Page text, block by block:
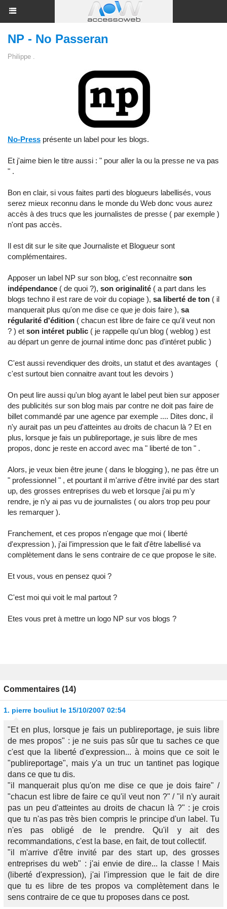
NP - No Passeran
Philippe .
No-Press présente un label pour les blogs.
Et j'aime bien le titre aussi : " pour aller la ou la presse ne va pas
" .
Bon en clair, si vous faites parti des blogueurs labellisés, vous
serez mieux reconnu dans le monde du Web donc vous aurez
accès à des trucs que les journalistes de presse ( par exemple )
n'ont pas accès.
Il est dit sur le site que Journaliste et Blogueur sont
complémentaires.
Apposer un label NP sur son blog, c'est reconnaitre son
indépendance ( de quoi ?), son originalité ( a part dans les
blogs techno il est rare de voir du copiage ), sa liberté de ton ( il
manquerait plus qu'on me dise ce que je dois faire ), sa
régularité d'édition ( chacun est libre de faire ce qu'il veut non
? ) et son intéret public ( je rappelle qu'un blog ( weblog ) est
au départ un genre de journal intime donc pas d'intéret public )
C'est aussi revendiquer des droits, un statut et des avantages (
c'est surtout bien connaitre avant tout les devoirs )
On peut lire aussi qu'un blog ayant le label peut bien sur apposer
des publicités sur son blog mais par contre ne doit pas faire de
billet commandé par une agence par exemple .... Dites donc, il
n'y aurait pas un peu d'atteintes au droits de chacun là ? Et en
plus, lorsque je fais un publireportage, je suis libre de mes
propos, donc je reste en accord avec ma " liberté de ton " .
Alors, je veux bien être jeune ( dans le blogging ), ne pas être un
" professionnel " , et pourtant il m'arrive d'être invité par des start
up, des grosses entreprises du web et lorsque j'ai pu m'y
rendre, je n'y ai pas vu de journalistes ( ou alors trop peu pour
les remarquer ).
Franchement, et ces propos n'engage que moi ( liberté
d'expression ), j'ai l'impression que le fait d'être labellisé va
complètement dans le sens contraire de ce que propose le site.
Et vous, vous en pensez quoi ?
C'est moi qui voit le mal partout ?
Etes vous pret à mettre un logo NP sur vos blogs ?
Commentaires (14)
1. pierre bouliut le 15/10/2007 02:54
"Et en plus, lorsque je fais un publireportage, je suis libre
de mes propos" : je ne suis pas sûr que tu saches ce que
c'est que la liberté d'expression... à moins que ce soit le
"publireportage", mais y'a un truc un tantinet pas logique
dans ce que tu dis.
"il manquerait plus qu'on me dise ce que je dois faire" /
"chacun est libre de faire ce qu'il veut non ?" / "il n'y aurait
pas un peu d'atteintes au droits de chacun là ?" : je crois
que tu n'as pas très bien compris le principe d'un label. Tu
n'es pas obligé de le prendre. Qu'il y ait des
recommandations, c'est la base, en fait, de tout collectif.
"il m'arrive d'être invité par des start up, des grosses
entreprises du web" : j'ai envie de dire... la classe ! Mais
(liberté d'expression), j'ai l'impression que le fait de dire
que tu es libre de tes propos va complètement dans le
sens contraire de ce que tu proposes dans ce post.